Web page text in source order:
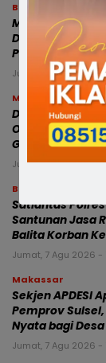
Bone
Modus Pesan
Dugaan
Pedagang
Jumat, 7 Agu 2026 -
Makassar
Dampingi
Optimistis
Generasi
Jumat, 7 Agu 2026 -
Bone
Satlantas
Santunan Jasa
Balita Korban
Jumat, 7 Agu 2026 -
Makassar
Sekjen APDESI
Pemprov
Nyata bagi Desa
Jumat, 7 Agu 2026 -